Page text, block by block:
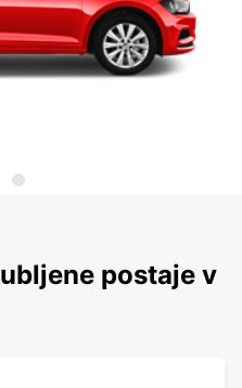
postaje v